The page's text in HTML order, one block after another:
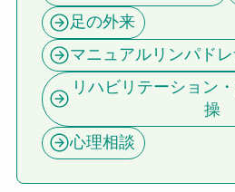
足の外来
マニュアルリンパドレ
リハビリテーション
操
心理相談